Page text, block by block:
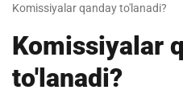
Komissiyalar qanday to'lanadi?
Komissiyalar
to'lanadi?